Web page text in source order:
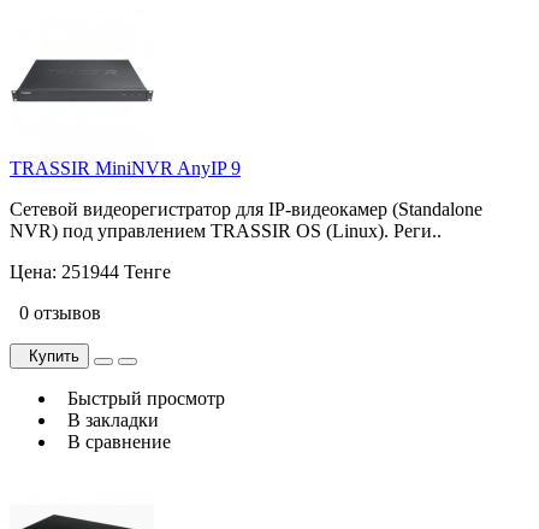
TRASSIR MiniNVR AnyIP 9
Сетевой видеорегистратор для IP-видеокамер (Standalone
NVR) под управлением TRASSIR OS (Linux). Реги..
Цена: 251944 Тенге
0 отзывов
Купить
Быстрый просмотр
В закладки
В сравнение